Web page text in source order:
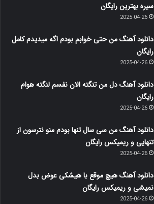
سیره بهترین رایگان
2025-04-26
دانلود آهنگ من حتی خوابم بودم اگه میدیدم کامل
رایگان
2025-04-26
دانلود آهنگ دل من تنگته الان نفسم لنگته هوام
رایگان
2025-04-26
دانلود آهنگ من سی سال تنها بودم منو نترسون از
تنهایی و ریمیکس رایگان
2025-04-26
دانلود آهنگ هیچ موقع با هیشکی عوض بدل
نمیشی و ریمیکس رایگان
2025-04-26